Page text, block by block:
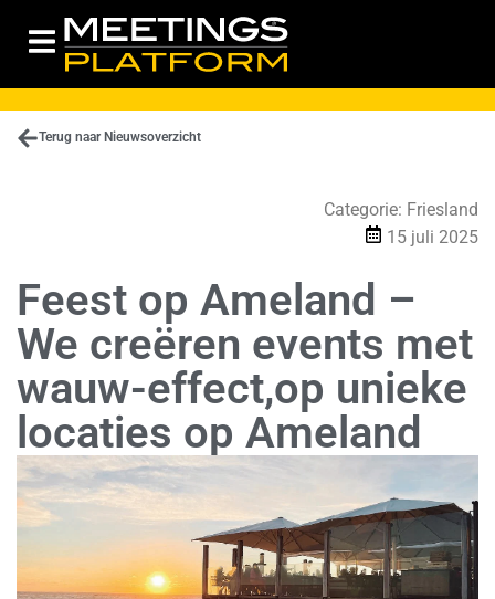
Terug naar Nieuwsoverzicht
Categorie: Friesland
15 juli 2025
Feest op Ameland –
We creëren events met
wauw-effect,op unieke
locaties op Ameland